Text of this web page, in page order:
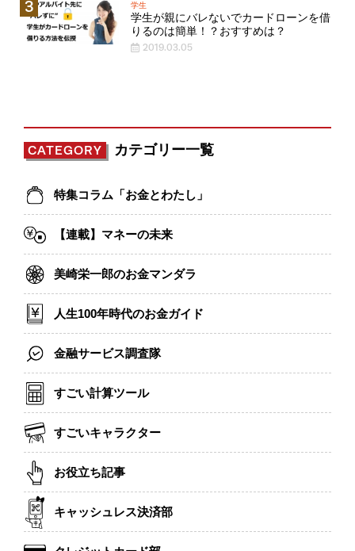
学生
学生が親にバレないでカードローンを借
りるのは簡単！？おすすめは？
2019.03.05
CATEGORY カテゴリー一覧
特集コラム「お金とわたし」
【連載】マネーの未来
美崎栄一郎のお金マンダラ
人生100年時代のお金ガイド
金融サービス調査隊
すごい計算ツール
すごいキャラクター
お役立ち記事
キャッシュレス決済部